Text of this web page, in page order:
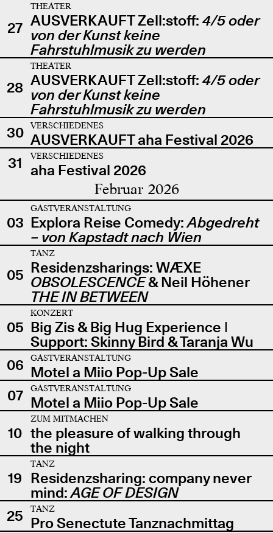
27
THEATER
AUSVERKAUFT Zell:stoff: 4/5 oder
von der Kunst keine
Fahrstuhlmusik zu werden
28
THEATER
AUSVERKAUFT Zell:stoff: 4/5 oder
von der Kunst keine
Fahrstuhlmusik zu werden
30
VERSCHIEDENES
AUSVERKAUFT aha Festival 2026
31
VERSCHIEDENES
aha Festival 2026
Februar 2026
03
GASTVERANSTALTUNG
Explora Reise Comedy:Abgedreht
– von Kapstadt nach Wien
05
TANZ
Residenzsharings: WÆXE
OBSOLESCENCE& Neil Höhener
THE IN BETWEEN
05
KONZERT
Big Zis & Big Hug Experience |
Support: Skinny Bird & Taranja Wu
06
GASTVERANSTALTUNG
Motel a Miio Pop-Up Sale
07
GASTVERANSTALTUNG
Motel a Miio Pop-Up Sale
10
ZUM MITMACHEN
the pleasure of walking through
the night
19
TANZ
Residenzsharing: company never
mind:AGE OF DESIGN
25
TANZ
Pro Senectute Tanznachmittag